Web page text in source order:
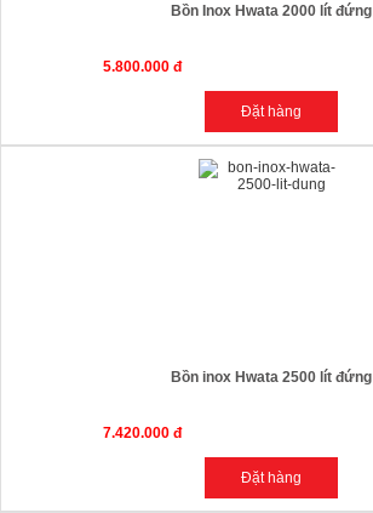
Bồn Inox Hwata 2000 lít đứng
5.800.000 đ
Bồn inox Hwata 2500 lít đứng
7.420.000 đ